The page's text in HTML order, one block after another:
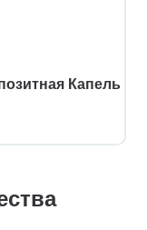
Капель